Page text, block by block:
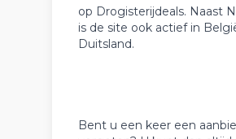
op Drogisterijdeals. Naast
is de site ook actief in
Duitsland.
Bent u een keer een